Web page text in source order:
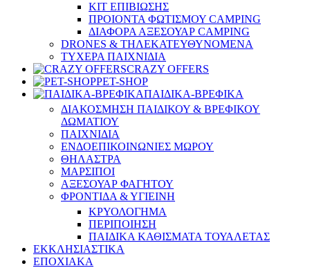
ΚΙΤ ΕΠΙΒΙΩΣΗΣ
ΠΡΟΙΟΝΤΑ ΦΩΤΙΣΜΟΥ CAMPING
ΔΙΑΦΟΡΑ ΑΞΕΣΟΥΑΡ CAMPING
DRONES & ΤΗΛΕΚΑΤΕΥΘΥΝΟΜΕΝΑ
ΤΥΧΕΡΑ ΠΑΙΧΝΙΔΙΑ
CRAZY OFFERS
PET-SHOP
ΠΑΙΔΙΚΑ-ΒΡΕΦΙΚΑ
ΔΙΑΚΟΣΜΗΣΗ ΠΑΙΔΙΚΟΥ & ΒΡΕΦΙΚΟΥ
ΔΩΜΑΤΙΟΥ
ΠΑΙΧΝΙΔΙΑ
ΕΝΔΟΕΠΙΚΟΙΝΩΝΙΕΣ ΜΩΡΟΥ
ΘΗΛΑΣΤΡΑ
ΜΑΡΣΙΠΟΙ
ΑΞΕΣΟΥΑΡ ΦΑΓΗΤΟΥ
ΦΡΟΝΤΙΔΑ & ΥΓΙΕΙΝΗ
ΚΡΥΟΛΟΓΗΜΑ
ΠΕΡΙΠΟΙΗΣΗ
ΠΑΙΔΙΚΑ ΚΑΘΙΣΜΑΤΑ ΤΟΥΑΛΕΤΑΣ
ΕΚΚΛΗΣΙΑΣΤΙΚΑ
ΕΠΟΧΙΑΚΑ